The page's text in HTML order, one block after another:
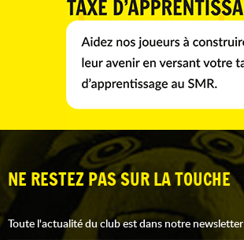
NE RESTEZ PAS SUR LA TOUCHE
Toute l'actualité du club est dans notre newsletter